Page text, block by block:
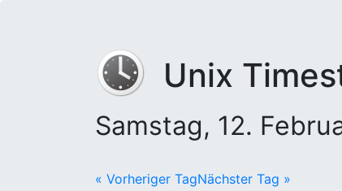
Unix
Samstag, 12.
« Vorheriger TagNächster Tag »